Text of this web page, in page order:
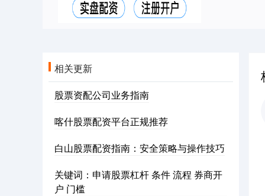
相关更新
股票资配公司业务指南
喀什股票配资平台正规推荐
白山股票配资指南：安全策略与操作技巧
关键词：申请股票杠杆 条件 流程 券商开
户 门槛